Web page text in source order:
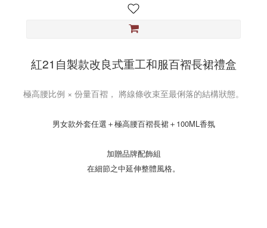
紅21自製款改良式重工和服百褶長裙禮盒
極高腰比例 × 份量百褶， 將線條收束至最俐落的結構狀態。
男女款外套任選＋極高腰百褶長裙＋100ML香氛
加贈品牌配飾組
在細節之中延伸整體風格。